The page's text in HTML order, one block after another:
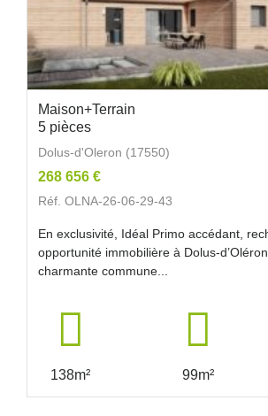
Maison+Terrain
5 pièces
Dolus-d'Oleron (17550)
268 656 €
Réf. OLNA-26-06-29-43
En exclusivité, Idéal Primo accédant,
opportunité immobilière à Dolus-
charmante commune...
138m² 99m²